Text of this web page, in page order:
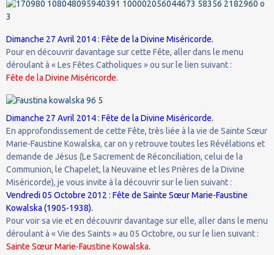
Dimanche 27 Avril 2014 : Fête de la Divine Miséricorde.
Pour en découvrir davantage sur cette Fête, aller dans le menu
déroulant à « Les Fêtes Catholiques » ou sur le lien suivant :
Fête de la Divine Miséricorde.
Dimanche 27 Avril 2014 : Fête de la Divine Miséricorde.
En approfondissement de cette Fête, très liée à la vie de Sainte Sœur
Marie-Faustine Kowalska, car on y retrouve toutes les Révélations et
demande de Jésus (Le Sacrement de Réconciliation, celui de la
Communion, le Chapelet, la Neuvaine et les Prières de la Divine
Miséricorde), je vous invite à la découvrir sur le lien suivant :
Vendredi 05 Octobre 2012 : Fête de Sainte Sœur Marie-Faustine
Kowalska (1905-1938).
Pour voir sa vie et en découvrir davantage sur elle, aller dans le menu
déroulant à « Vie des Saints » au 05 Octobre, ou sur le lien suivant :
Sainte Sœur Marie-Faustine Kowalska.